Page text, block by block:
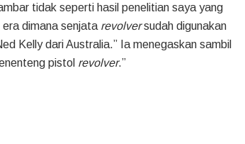
tidak seperti hasil penelitian saya yang
era dimana senjata revolversudah digunakan
Kelly dari Australia.” Ia menegaskan sambil
pistol revolver.”